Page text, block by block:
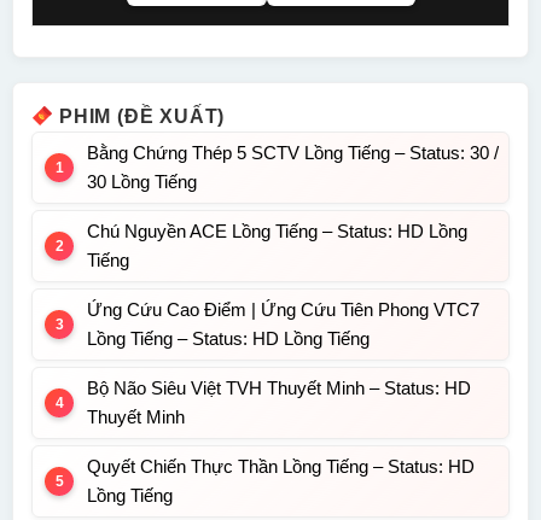
PHIM (ĐỀ XUẤT)
Bằng Chứng Thép 5 SCTV Lồng Tiếng – Status: 30 /
30 Lồng Tiếng
Chú Nguyền ACE Lồng Tiếng – Status: HD Lồng
Tiếng
Ứng Cứu Cao Điểm | Ứng Cứu Tiên Phong VTC7
Lồng Tiếng – Status: HD Lồng Tiếng
Bộ Não Siêu Việt TVH Thuyết Minh – Status: HD
Thuyết Minh
Quyết Chiến Thực Thần Lồng Tiếng – Status: HD
Lồng Tiếng